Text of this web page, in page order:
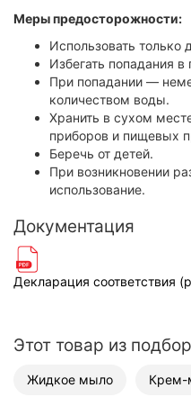
Меры предосторожности:
Использовать только
Избегать попадания в
При попадании —
количеством воды.
Хранить в сухом
приборов и пищевых
Беречь от детей.
При возникновении
использование.
Документация
Декларация соответствия
Этот товар из
Жидкое мыло